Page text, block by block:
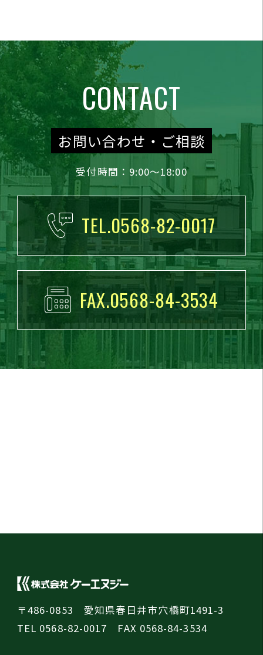
CONTACT
お問い合わせ・ご相談
受付時間：9:00～18:00
TEL.0568-82-0017
FAX.0568-84-3534
〒486-0853 愛知県春日井市穴橋町1491-3
TEL 0568-82-0017 FAX 0568-84-3534